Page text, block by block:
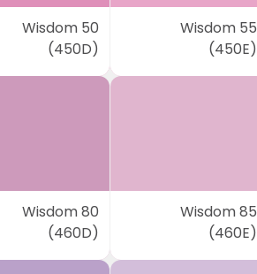
Wisdom 50
(450D)
Wisdom 55
(450E)
Wisdom 80
(460D)
Wisdom 85
(460E)